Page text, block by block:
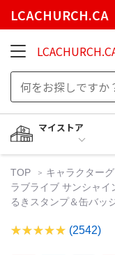
LCACHURCH.CA
マイストア
TOP キャラクター
ラブライブ サンシャ
るきスタンプ＆缶バッ
(2542)